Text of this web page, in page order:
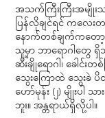
အသက်ကြီးကြီးအမျိုး
ပြန်လိုချင်ရင် ကလေး
နောက်တစ်ချက်ကတော့
သူ့မှာ ဘာရောဂါတွေ ရှိ
ဆီးချိုရောဂါ၊ ခေါင်း
သွေးကြောထဲ သွေးခဲ
ဟော်မုန်း (၂) မျိုးပါ
ဘူး။ အန္တရာယ်ရှိလို့ပါ။